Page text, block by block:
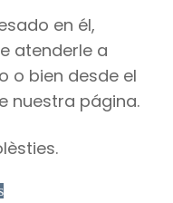
en él,
atenderle a
o bien desde el
nuestra página.